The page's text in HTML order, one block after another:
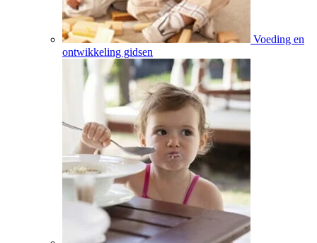
Voeding en
ontwikkeling gidsen